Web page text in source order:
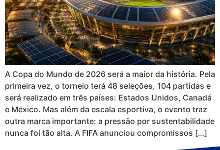
A Copa do Mundo de 2026 será a maior da história. Pela
primeira vez, o torneio terá 48 seleções, 104 partidas e
será realizado em três países: Estados Unidos, Canadá
e México. Mas além da escala esportiva, o evento traz
outra marca importante: a pressão por sustentabilidade
nunca foi tão alta. A FIFA anunciou compromissos […]